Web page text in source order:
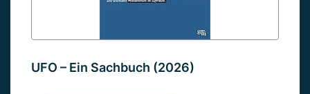
UFO – Ein Sachbuch (2026)